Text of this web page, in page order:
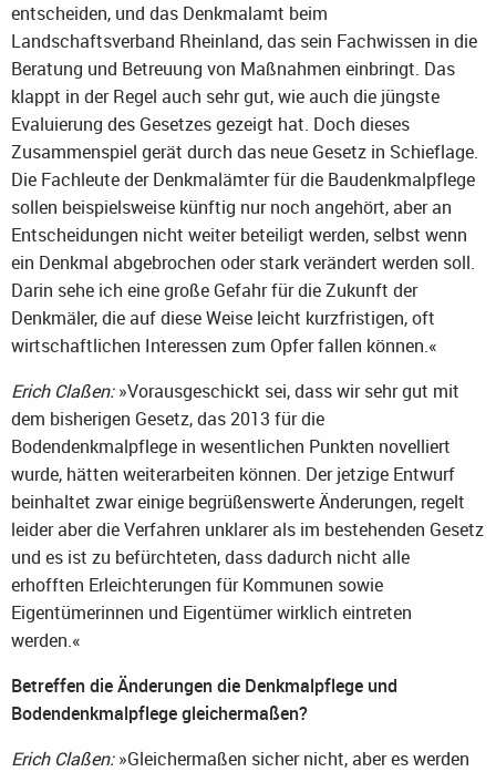
entscheiden, und das Denkmalamt beim
Landschaftsverband Rheinland, das sein Fachwissen in die
Beratung und Betreuung von Maßnahmen einbringt. Das
klappt in der Regel auch sehr gut, wie auch die jüngste
Evaluierung des Gesetzes gezeigt hat. Doch dieses
Zusammenspiel gerät durch das neue Gesetz in Schieflage.
Die Fachleute der Denkmalämter für die Baudenkmalpflege
sollen beispielsweise künftig nur noch angehört, aber an
Entscheidungen nicht weiter beteiligt werden, selbst wenn
ein Denkmal abgebrochen oder stark verändert werden soll.
Darin sehe ich eine große Gefahr für die Zukunft der
Denkmäler, die auf diese Weise leicht kurzfristigen, oft
wirtschaftlichen Interessen zum Opfer fallen können.«
Erich Claßen:»Vorausgeschickt sei, dass wir sehr gut mit
dem bisherigen Gesetz, das 2013 für die
Bodendenkmalpflege in wesentlichen Punkten novelliert
wurde, hätten weiterarbeiten können. Der jetzige Entwurf
beinhaltet zwar einige begrüßenswerte Änderungen, regelt
leider aber die Verfahren unklarer als im bestehenden Gesetz
und es ist zu befürchteten, dass dadurch nicht alle
erhofften Erleichterungen für Kommunen sowie
Eigentümerinnen und Eigentümer wirklich eintreten
werden.«
Betreffen die Änderungen die Denkmalpflege und
Bodendenkmalpflege gleichermaßen?
Erich Claßen:»Gleichermaßen sicher nicht, aber es werden